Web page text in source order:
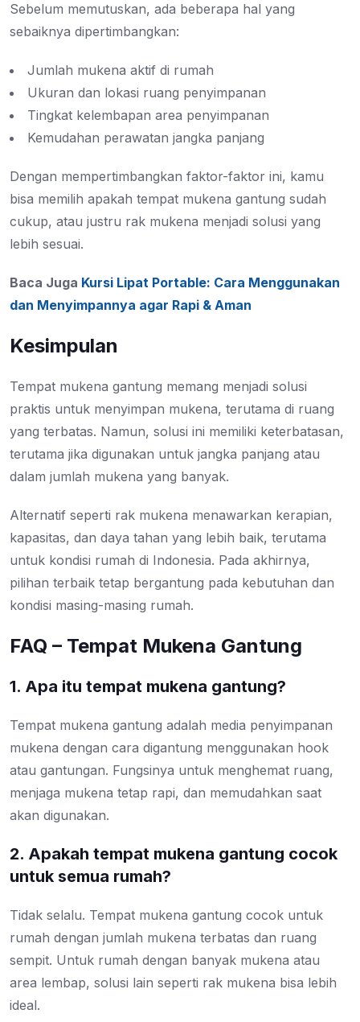
Sebelum memutuskan, ada beberapa hal yang
sebaiknya dipertimbangkan:
Jumlah mukena aktif di rumah
Ukuran dan lokasi ruang penyimpanan
Tingkat kelembapan area penyimpanan
Kemudahan perawatan jangka panjang
Dengan mempertimbangkan faktor-faktor ini, kamu
bisa memilih apakah tempat mukena gantung sudah
cukup, atau justru rak mukena menjadi solusi yang
lebih sesuai.
Baca Juga Kursi Lipat Portable: Cara Menggunakan
dan Menyimpannya agar Rapi & Aman
Kesimpulan
Tempat mukena gantung memang menjadi solusi
praktis untuk menyimpan mukena, terutama di ruang
yang terbatas. Namun, solusi ini memiliki keterbatasan,
terutama jika digunakan untuk jangka panjang atau
dalam jumlah mukena yang banyak.
Alternatif seperti rak mukena menawarkan kerapian,
kapasitas, dan daya tahan yang lebih baik, terutama
untuk kondisi rumah di Indonesia. Pada akhirnya,
pilihan terbaik tetap bergantung pada kebutuhan dan
kondisi masing-masing rumah.
FAQ – Tempat Mukena Gantung
1. Apa itu tempat mukena gantung?
Tempat mukena gantung adalah media penyimpanan
mukena dengan cara digantung menggunakan hook
atau gantungan. Fungsinya untuk menghemat ruang,
menjaga mukena tetap rapi, dan memudahkan saat
akan digunakan.
2. Apakah tempat mukena gantung cocok
untuk semua rumah?
Tidak selalu. Tempat mukena gantung cocok untuk
rumah dengan jumlah mukena terbatas dan ruang
sempit. Untuk rumah dengan banyak mukena atau
area lembap, solusi lain seperti rak mukena bisa lebih
ideal.